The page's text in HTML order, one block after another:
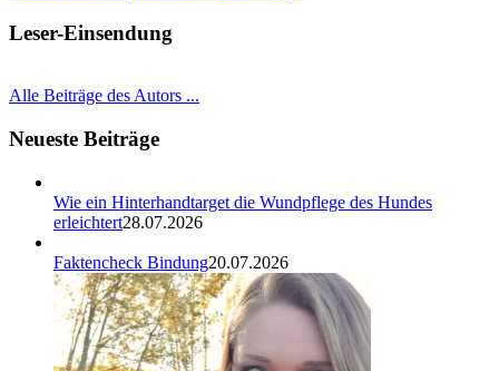
Leser-Einsendung
Alle Beiträge des Autors ...
Neueste Beiträge
Wie ein Hinterhandtarget die Wundpflege des Hundes
erleichtert28.07.2026
Faktencheck Bindung20.07.2026